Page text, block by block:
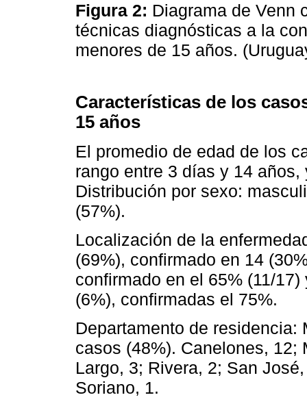
Figura 2: Diagrama de Venn
técnicas diagnósticas a la
menores de 15 años.
Características de los
15 años
El promedio de edad de los
rango entre 3 días y 14
Distribución por sexo:
(57%).
Localización de la
(69%), confirmado en 14
confirmado en el 65% (11/
(6%), confirmadas el 75%.
Departamento de residencia:
casos (48%). Canelones, 12;
Largo, 3; Rivera, 2; San
Soriano, 1.